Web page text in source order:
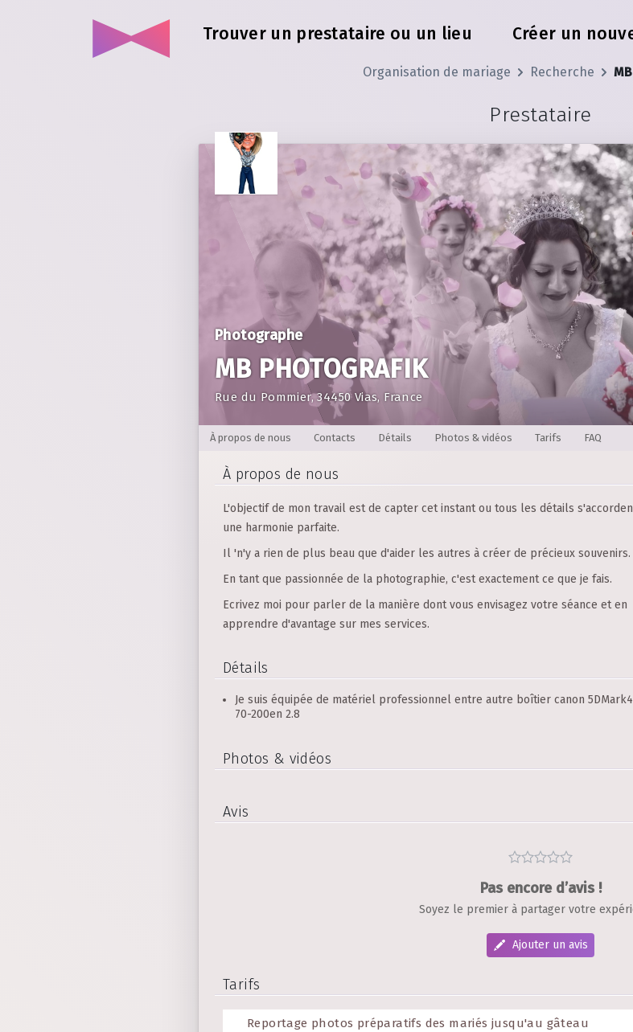
Trouver un prestataire ou un lieu Créer un
Organisation de mariage Recherche
Prestataire
Photographe
MB PHOTOGRAFIK
Rue du Pommier, 34450 Vias, France
À propos de nous Contacts Détails Photos & vidéos Tarifs FAQ
À propos de nous
L'objectif de mon travail est de capter cet instant ou tous les détails
une harmonie parfaite.
Il 'n'y a rien de plus beau que d'aider les autres à créer de précieux souvenirs.
En tant que passionnée de la photographie, c'est exactement ce que je fais.
Ecrivez moi pour parler de la manière dont vous envisagez votre séance et en
apprendre d'avantage sur mes services.
Détails
Je suis équipée de matériel professionnel entre autre boîtier canon
70-200en 2.8
Photos & vidéos
Avis
Pas encore d’avis !
Soyez le premier à partager votre
Ajouter un avis
Tarifs
Reportage photos préparatifs des mariés jusqu'au gâteau